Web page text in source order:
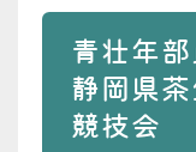
青壮年
静岡県
競技会